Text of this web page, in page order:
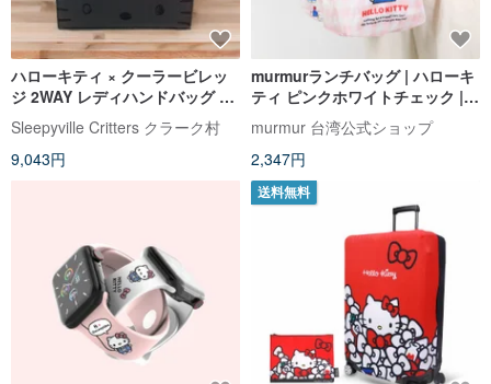
ハローキティ × クーラービレッ
ジ 2WAY レディハンドバッグ ブ
ラック
Sleepyville Critters クラーク村
9,043円
murmurランチバッグ | ハローキ
ティ ピンクホワイトチェック |
3WAYミニトートバッグ
murmur 台湾公式ショップ
2,347円
送料無料